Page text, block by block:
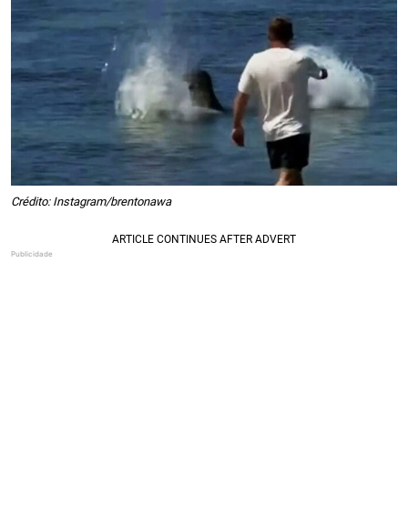
Crédito: Instagram/brentonawa